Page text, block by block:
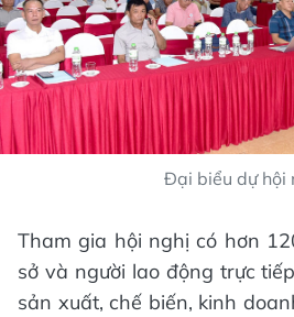
Đại biểu dự hội
Tham gia hội nghị có hơn
sở và người lao động trực
sản xuất, chế biến, kinh